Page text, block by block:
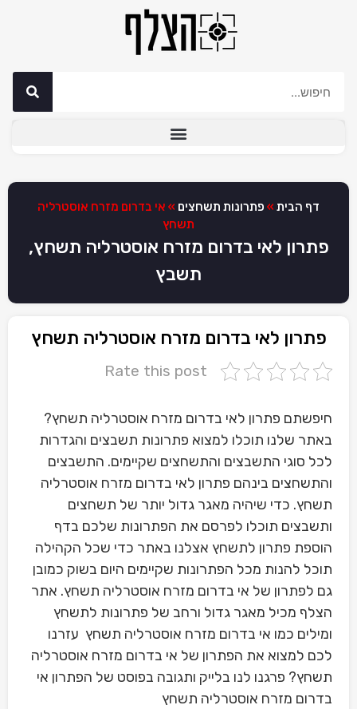
דף הבית » פתרונות תשחצים » אי בדרום מזרח אוסטרליה
תשחץ
פתרון לאי בדרום מזרח אוסטרליה תשחץ,
תשבץ
פתרון לאי בדרום מזרח אוסטרליה תשחץ
Rate this post
חיפשתם פתרון לאי בדרום מזרח אוסטרליה תשחץ?
באתר שלנו תוכלו למצוא פתרונות תשבצים והגדרות
לכל סוגי התשבצים והתשחצים שקיימים. התשבצים
והתשחצים בינהם פתרון לאי בדרום מזרח אוסטרליה
תשחץ. כדי שיהיה מאגר גדול יותר של תשחצים
ותשבצים תוכלו לפרסם את הפתרונות שלכם בדף
הוספת פתרון לתשחץ אצלנו באתר כדי שכל הקהילה
תוכל להנות מכל הפתרונות שקיימים היום בשוק כמובן
גם לפתרון של אי בדרום מזרח אוסטרליה תשחץ. אתר
הצלף מכיל מאגר גדול ורחב של פתרונות לתשחץ
ומילים כמו אי בדרום מזרח אוסטרליה תשחץ עזרנו
לכם למצוא את הפתרון של אי בדרום מזרח אוסטרליה
תשחץ? פרגנו לנו בלייק ותגובה בפוסט של הפתרון אי
בדרום מזרח אוסטרליה תשחץ